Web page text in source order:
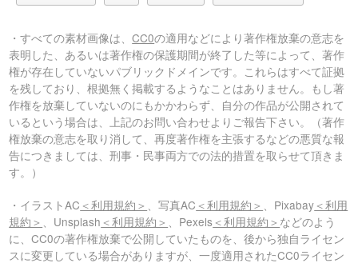
・すべての素材画像は、CC0の適用などにより著作権放棄の意志を
表明した、あるいは著作権の保護期間が終了した等によって、著作
権が存在していないパブリックドメインです。これらはすべて証拠
を残しており、根拠無く掲載するようなことはありません。もし著
作権を放棄していないのにもかかわらず、自分の作品が公開されて
いるという場合は、上記のお問い合わせよりご報告下さい。（著作
権放棄の意志を取り消して、再度著作権を主張するなどの悪質な報
告につきましては、刑事・民事両方での法的措置を取らせて頂きま
す。）
・イラストAC ＜利用規約＞ 、写真AC ＜利用規約＞ 、Pixabay ＜利用
規約＞ 、Unsplash ＜利用規約＞ 、Pexels ＜利用規約＞ などのよう
に、CC0の著作権放棄で公開していたものを、後から独自ライセン
スに変更している場合がありますが、一度適用されたCC0ライセン